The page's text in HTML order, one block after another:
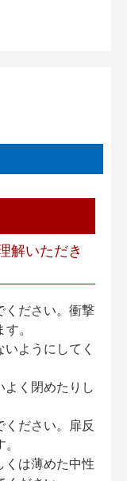
解いただき
ださい。衝撃
。
ようにしてく
く閉めたりし
ださい。扉反
は薄めた中性